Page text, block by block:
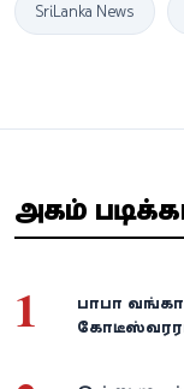
Sri Lanka News
அதிகம்
1
பாபா